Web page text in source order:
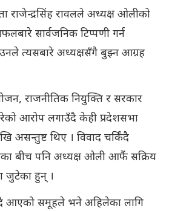
राजेन्द्रसिंह रावलले अध्यक्ष ओलीको
सार्वजनिक टिप्पणी गर्न
त्यसबारे अध्यक्षसँगै बुझ्न आग्रह
राजनीतिक नियुक्ति र सरकार
आरोप लगाउँदै केही प्रदेशसभा
असन्तुष्ट थिए । विवाद चर्किंदै
बीच पनि अध्यक्ष ओली आफैं सक्रिय
जुटेका हुन् ।
आएको समूहले भने अहिलेका लागि